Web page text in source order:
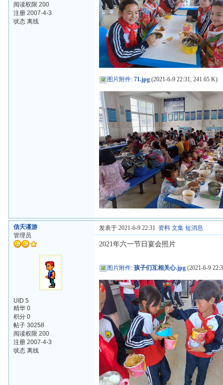
阅读权限 200
注册 2007-4-3
状态 离线
图片附件:71.jpg (2021-6-9 22:31, 241.65 K)
信天谨游
管理员
UID 5
精华 0
积分 0
帖子 30258
阅读权限 200
注册 2007-4-3
状态 离线
发表于 2021-6-9 22:31 资料 文集 短消息
2021年六一节日宴会照片
图片附件:孩子们互相关心.jpg (2021-6-9